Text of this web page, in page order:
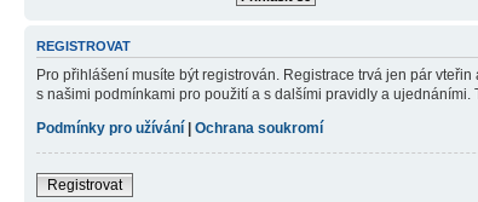
REGISTROVAT
Pro přihlášení musíte být registrován. Registrace trvá jen pár
s našimi podmínkami pro použití a s dalšími pravidly a
Podmínky pro užívání | Ochrana soukromí
Registrovat